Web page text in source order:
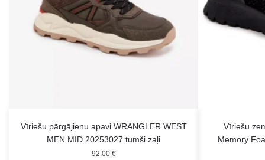
Vīriešu pārgājienu apavi WRANGLER WEST
MEN MID 20253027 tumši zaļi
92.00 €
Vīriešu
Memory